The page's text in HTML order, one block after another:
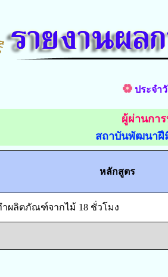
ประจำ
ผู้ผ่านกา
สถาบันพัฒนาฝี
หลักสูตร
ำผลิตภัณฑ์จากไม้ 18 ชั่วโมง